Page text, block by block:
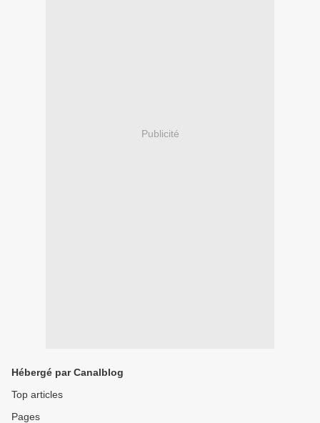
Publicité
Hébergé par Canalblog
Top articles
Pages